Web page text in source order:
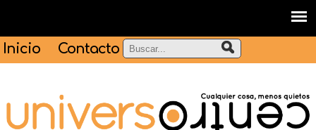
Inicio Contacto